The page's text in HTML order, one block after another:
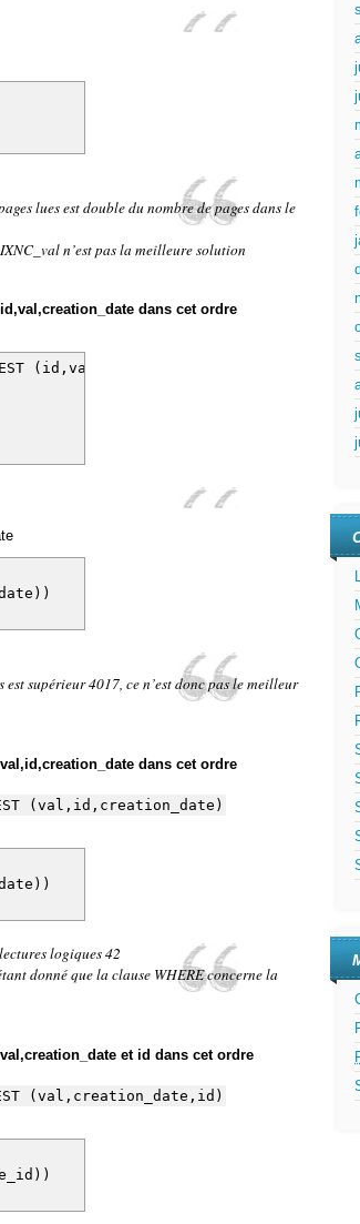
lues est double du nombre de pages dans le
n’est pas la meilleure solution
dans cet ordre
(id,val,creation_date)
supérieur 4017, ce n’est donc pas le meilleur
dans cet ordre
(val,id,creation_date)
logiques 42
donné que la clause WHERE concerne la
et id dans cet ordre
(val,creation_date,id)